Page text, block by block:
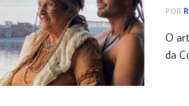
POR
O
da